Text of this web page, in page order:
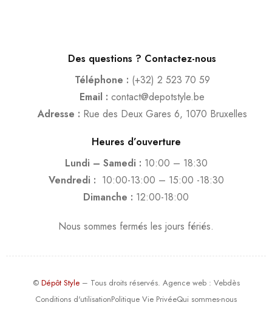
Des questions ? Contactez-nous
Téléphone : (+32) 2 523 70 59
Email : contact@depotstyle.be
Adresse : Rue des Deux Gares 6, 1070 Bruxelles
Heures d’ouverture
Lundi – Samedi : 10:00 – 18:30
Vendredi : 10:00-13:00 – 15:00 -18:30
Dimanche : 12:00-18:00
Nous sommes fermés les jours fériés.
© Dépôt Style– Tous droits réservés. Agence web: Vebdès
Conditions d'utilisationPolitique Vie PrivéeQui sommes-nous